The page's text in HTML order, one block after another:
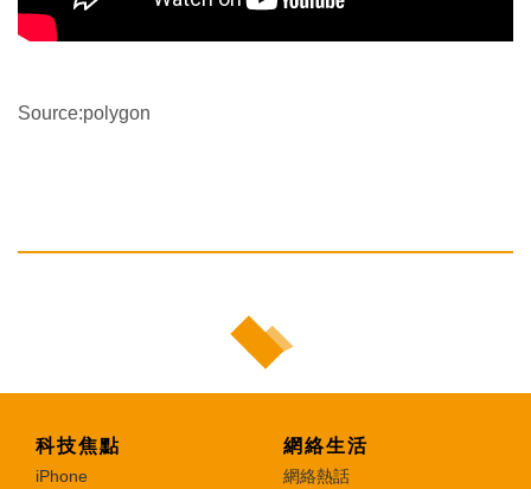
Source:polygon
科技焦點
iPhone
網絡生活
網絡熱話